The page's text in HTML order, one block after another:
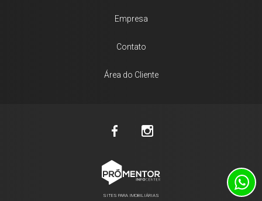
Empresa
Contato
Área do Cliente
SITES PARA IMOBILIÁRIAS